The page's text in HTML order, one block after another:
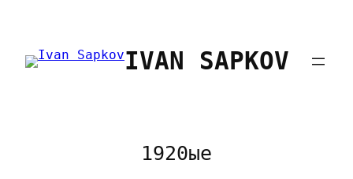
содержимому
IVAN SAPKOV
1920ые